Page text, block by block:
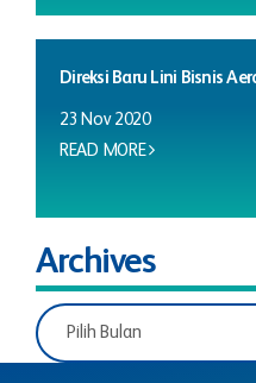
Direksi Baru Lini Bisnis
23 Nov 2020
READ MORE
Archives